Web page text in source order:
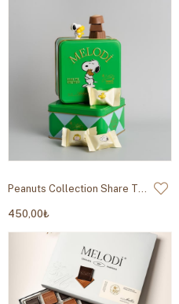
Peanuts Collection Share The Sweetness Metal Kutu 200g
450,00₺